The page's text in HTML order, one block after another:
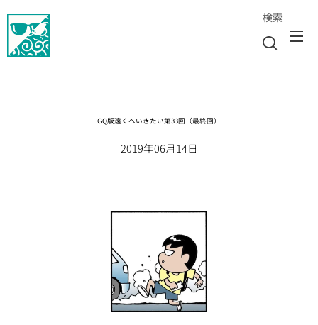
検索
GQ版遠くへいきたい第33回（最終回）
2019年06月14日